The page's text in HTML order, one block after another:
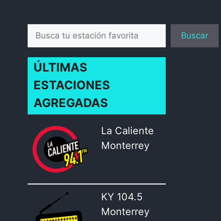
Buscar
Buscar
ÚLTIMAS
ESTACIONES
AGREGADAS
La Caliente
Monterrey
KY 104.5
Monterrey